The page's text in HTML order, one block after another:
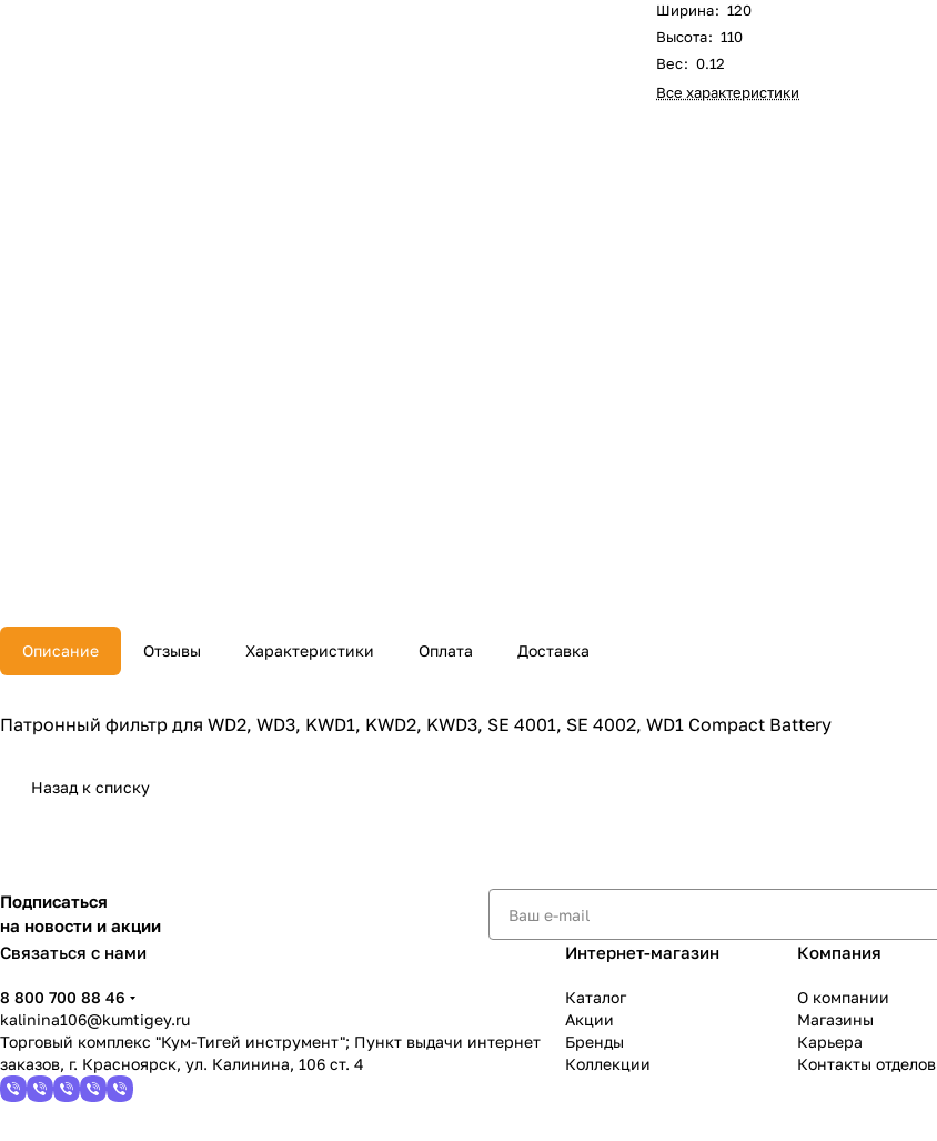
Ширина: 120
Высота: 110
Вес: 0.12
Все характеристики
Описание Отзывы Характеристики Оплата Доставка
Патронный фильтр для WD2, WD3, KWD1, KWD2, KWD3, SE 4001, SE 4002, WD1 Compact Battery
Назад к списку
Подписаться
на новости и акции
Связаться с нами
8 800 700 88 46
kalinina106@kumtigey.ru
Торговый комплекс "Кум-Тигей инструмент"; Пункт выдачи интернет
заказов, г. Красноярск, ул. Калинина, 106 ст. 4
Интернет-магазин
Каталог
Акции
Бренды
Коллекции
Компания
О компании
Магазины
Карьера
Контакты отделов
Получайте товарвыбранный способом